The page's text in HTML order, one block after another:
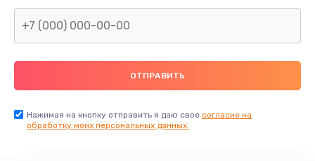
Нажимая на кнопку отправить я даю свое согласие на
обработку моих персональных данных.